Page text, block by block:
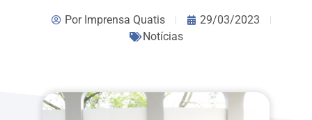
PorImprensa Quatis
29/03/2023
Notícias